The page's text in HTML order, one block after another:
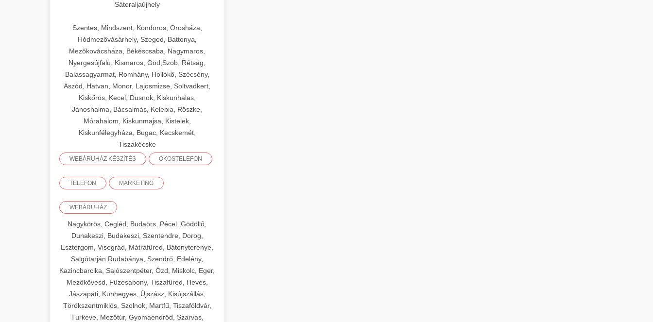
Sátoraljaújhely
Szentes, Mindszent, Kondoros, Orosháza,
Hódmezővásárhely, Szeged, Battonya,
Mezőkovácsháza, Békéscsaba, Nagymaros,
Nyergesújfalu, Kismaros, Göd,Szob, Rétság,
Balassagyarmat, Romhány, Hollókő, Szécsény,
Aszód, Hatvan, Monor, Lajosmizse, Soltvadkert,
Kiskőrös, Kecel, Dusnok, Kiskunhalas,
Jánoshalma, Bácsalmás, Kelebia, Röszke,
Mórahalom, Kiskunmajsa, Kistelek,
Kiskunfélegyháza, Bugac, Kecskemét,
Tiszakécske
WEBÁRUHÁZ KÉSZÍTÉS OKOSTELEFON
TELEFON MARKETING
WEBÁRUHÁZ
Nagykörös, Cegléd, Budaörs, Pécel, Gödöllő,
Dunakeszi, Budakeszi, Szentendre, Dorog,
Esztergom, Visegrád, Mátrafüred, Bátonyterenye,
Salgótarján,Rudabánya, Szendrő, Edelény,
Kazincbarcika, Sajószentpéter, Ózd, Miskolc, Eger,
Mezőkövesd, Füzesabony, Tiszafüred, Heves,
Jászapáti, Kunhegyes, Újszász, Kisújszállás,
Törökszentmiklós, Szolnok, Martfű, Tiszaföldvár,
Túrkeve, Mezőtúr, Gyomaendrőd, Szarvas,